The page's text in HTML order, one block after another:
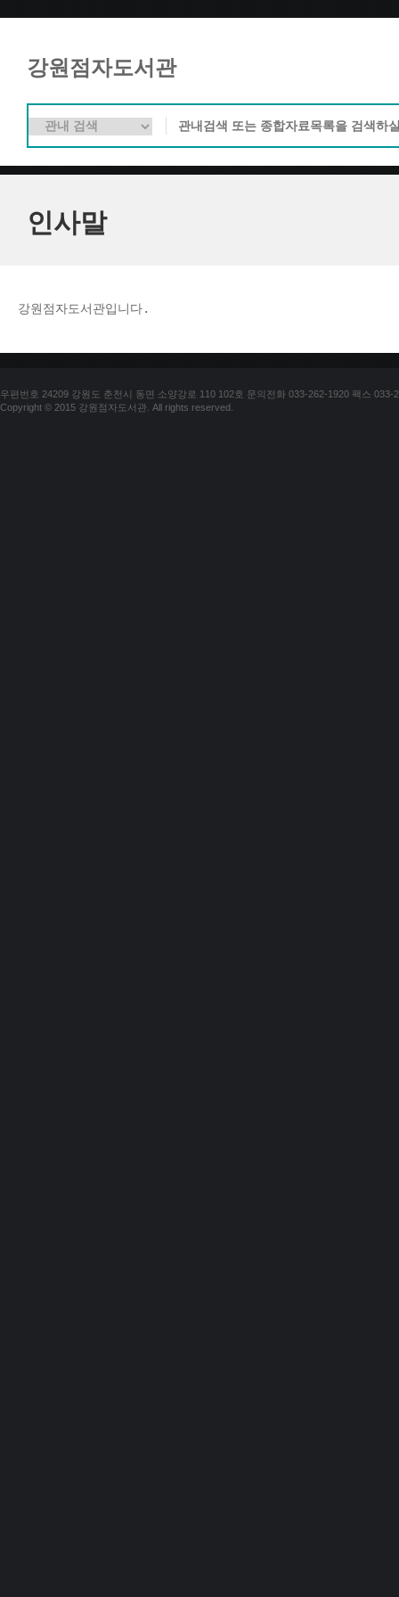
강원점자도서관
인사말
강원점자도서관입니다.
우편번호 24209 강원도 춘천시 동면 소양강로 110 102호 문의전화 033-262-1920 팩스 033-
Copyright © 2015 강원점자도서관. All rights reserved.